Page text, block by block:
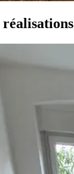
réalisations